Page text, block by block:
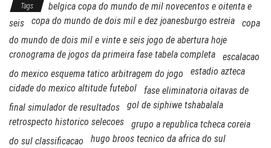
Tags
belgica copa do mundo de mil novecentos e oitenta e
seis
copa do mundo de dois mil e dez joanesburgo estreia
copa
do mundo de dois mil e vinte e seis jogo de abertura hoje
cronograma de jogos da primeira fase tabela completa
escalacao
do mexico esquema tatico arbitragem do jogo
estadio azteca
cidade do mexico altitude futebol
fase eliminatoria oitavas de
final simulador de resultados
gol de siphiwe tshabalala
retrospecto historico selecoes
grupo a republica tcheca coreia
do sul classificacao
hugo broos tecnico da africa do sul